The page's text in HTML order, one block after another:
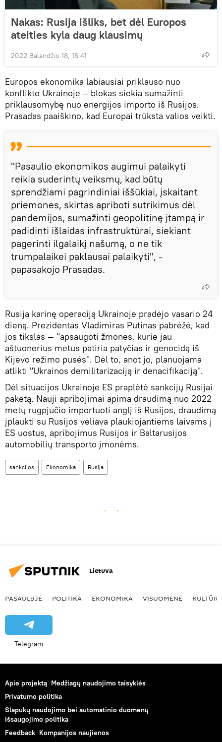
Nakas: Rusija išliks, bet dėl Europos
ateities kyla daug klausimų
2022 Balandžio 18, 16:41
Europos ekonomika labiausiai priklauso nuo
konflikto Ukrainoje – blokas siekia sumažinti
priklausomybę nuo energijos importo iš Rusijos.
Prasadas paaiškino, kad Europai trūksta valios veikti.
"Pasaulio ekonomikos augimui palaikyti
reikia suderintų veiksmų, kad būtų
sprendžiami pagrindiniai iššūkiai, įskaitant
priemones, skirtas apriboti sutrikimus dėl
pandemijos, sumažinti geopolitinę įtampą ir
padidinti išlaidas infrastruktūrai, siekiant
pagerinti ilgalaikį našumą, o ne tik
trumpalaikei paklausai palaikyti", -
papasakojo Prasadas.
Rusija karinę operaciją Ukrainoje pradėjo vasario 24
dieną. Prezidentas Vladimiras Putinas pabrėžė, kad
jos tikslas — "apsaugoti žmones, kurie jau
aštuonerius metus patiria patyčias ir genocidą iš
Kijevo režimo pusės". Dėl to, anot jo, planuojama
atlikti "Ukrainos demilitarizaciją ir denacifikaciją".
Dėl situacijos Ukrainoje ES praplėtė sankcijų Rusijai
paketą. Nauji apribojimai apima draudimą nuo 2022
metų rugpjūčio importuoti anglį iš Rusijos, draudimą
įplaukti su Rusijos vėliava plaukiojantiems laivams į
ES uostus, apribojimus Rusijos ir Baltarusijos
automobilių transporto įmonėms.
sankcijos Ekonomika Rusija
Lietuva
PASAULYJE POLITIKA EKONOMIKA VISUOMENĖ KULTŪRA
Telegram
Apie projektą Medžiagų naudojimo taisyklės
Privatumo politika
Slapukų naudojimo bei automatinio duomenų
išsaugojimo politika
Feedback Kompanijos naujienos